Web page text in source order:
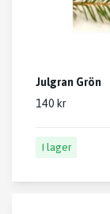
Julgran Grön
140 kr
I lager